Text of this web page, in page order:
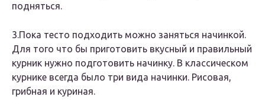
подняться.
3.Пока тесто подходить можно заняться начинкой.
Для того что бы приготовить вкусный и правильный
курник нужно подготовить начинку. В классическом
курнике всегда было три вида начинки. Рисовая,
грибная и куриная.